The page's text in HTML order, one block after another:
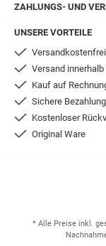
ZAHLUNGS- UND
UNSERE VORTEILE
Versand innerhalb
Kauf auf
Sichere Bezahlung
Kostenloser
Original Ware
* Alle Preise inkl.